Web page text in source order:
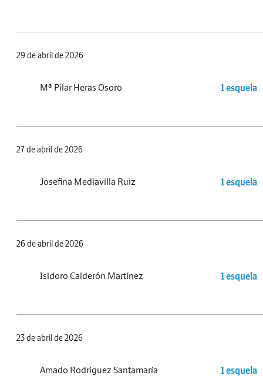
29 de abril de 2026
Mª Pilar Heras Osoro 1 esquela
27 de abril de 2026
Josefina Mediavilla Ruiz 1 esquela
26 de abril de 2026
Isidoro Calderón Martínez 1 esquela
23 de abril de 2026
Amado Rodríguez Santamaría 1 esquela